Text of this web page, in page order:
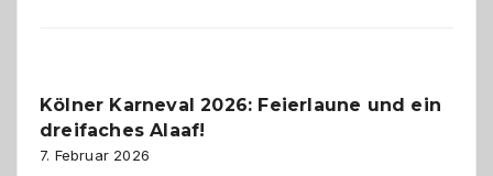
geworden
Kölner Karneval 2026: Feierlaune und ein
dreifaches Alaaf!
7. Februar 2026